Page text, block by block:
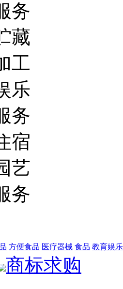
务
藏
工
乐
务
宿
艺
务
方便食品 医疗器械 食品 教育娱乐
商标求购